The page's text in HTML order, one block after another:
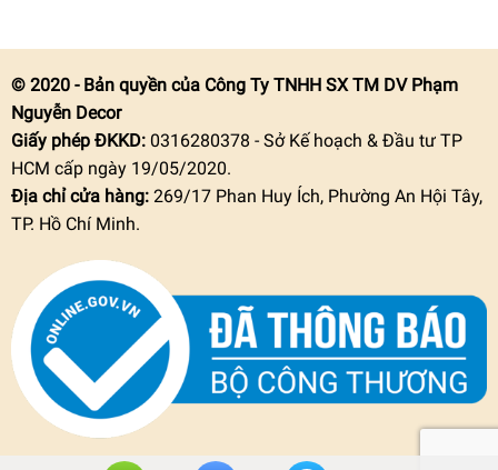
© 2020 - Bản quyền của Công Ty TNHH SX TM DV Phạm
Nguyễn Decor
Giấy phép ĐKKD:0316280378 - Sở Kế hoạch & Đầu tư TP
HCM cấp ngày 19/05/2020.
Địa chỉ cửa hàng: 269/17 Phan Huy Ích, Phường An Hội Tây,
TP. Hồ Chí Minh.